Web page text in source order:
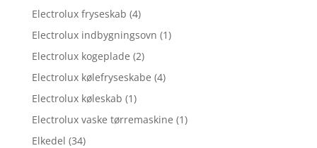
Electrolux fryseskab (4)
Electrolux indbygningsovn (1)
Electrolux kogeplade (2)
Electrolux kølefryseskabe (4)
Electrolux køleskab (1)
Electrolux vaske tørremaskine (1)
Elkedel (34)